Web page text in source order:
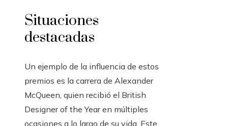
Situaciones
destacadas
Un ejemplo de la influencia de estos
premios es la carrera de Alexander
McQueen, quien recibió el British
Designer of the Year en múltiples
ocasiones a lo largo de su vida. Este